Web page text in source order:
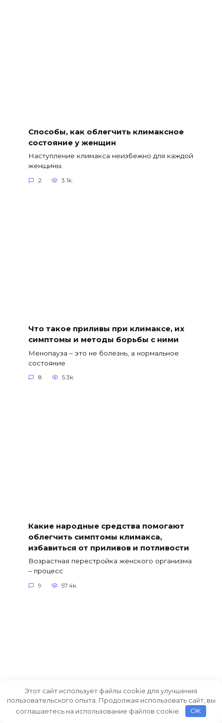
Способы, как облегчить климаксное
состояние у женщин
Наступление климакса неизбежно для каждой
женщины.
2 3.1k.
Что такое приливы при климаксе, их
симптомы и методы борьбы с ними
Менопауза – это не болезнь, а нормальное
состояние
8 5.3k.
Какие народные средства помогают
облегчить симптомы климакса,
избавиться от приливов и потливости
Возрастная перестройка женского организма
– процесс
9 57.4k.
Этот сайт использует файлы cookie для улучшения
пользовательского опыта. Продолжая использовать сайт, вы
соглашаетесь на использование файлов cookie.
OK